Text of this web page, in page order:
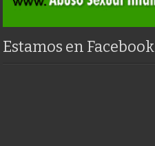
Estamos en Facebook